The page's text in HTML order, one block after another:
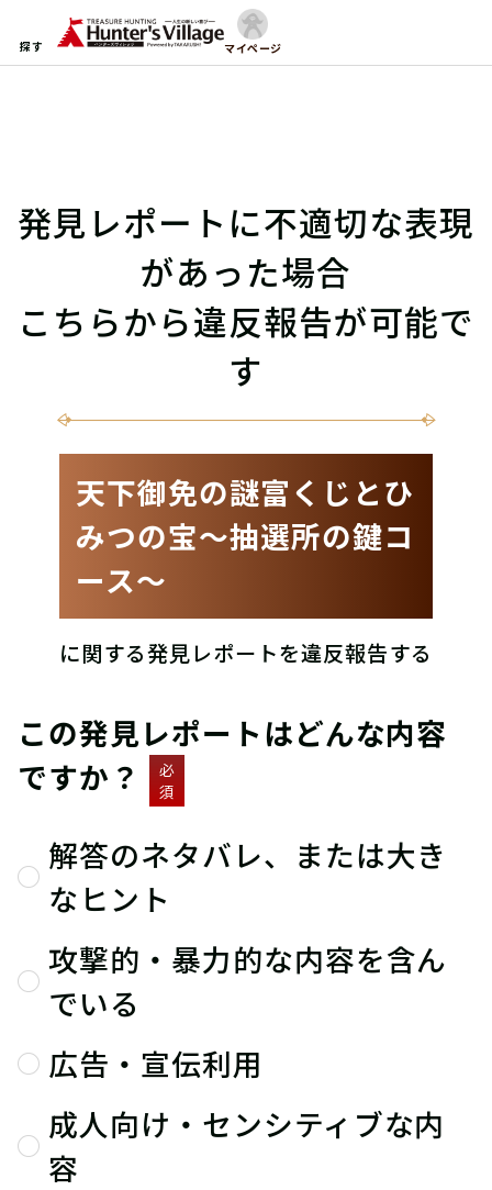
探す マイページ
発見レポートに不適切な表現
があった場合
こちらから違反報告が可能で
す
天下御免の謎富くじとひ
みつの宝〜抽選所の鍵コ
ース〜
に関する発見レポートを違反報告する
この発見レポートはどんな内容
ですか？
必
須
解答のネタバレ、または大き
なヒント
攻撃的・暴力的な内容を含ん
でいる
広告・宣伝利用
成人向け・センシティブな内
容